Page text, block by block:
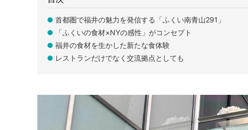
首都圏で福井の魅力を発信する「ふくい南青山291」
「ふくいの食材×NYの感性」がコンセプト
福井の食材を生かした新たな食体験
レストランだけでなく交流拠点としても